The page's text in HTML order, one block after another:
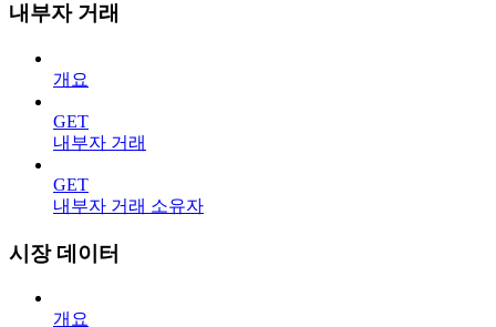
내부자 거래
개요
GET
내부자 거래
GET
내부자 거래 소유자
시장 데이터
개요